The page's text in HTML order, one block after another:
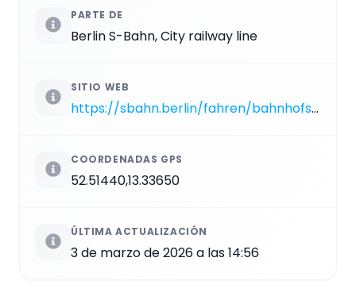
PARTE DE
Berlin S-Bahn, City railway line
SITIO WEB
https://sbahn.berlin/fahren/bahnhofsuebersicht/tiergarten
COORDENADAS GPS
52.51440,13.33650
ÚLTIMA ACTUALIZACIÓN
3 de marzo de 2026 a las 14:56